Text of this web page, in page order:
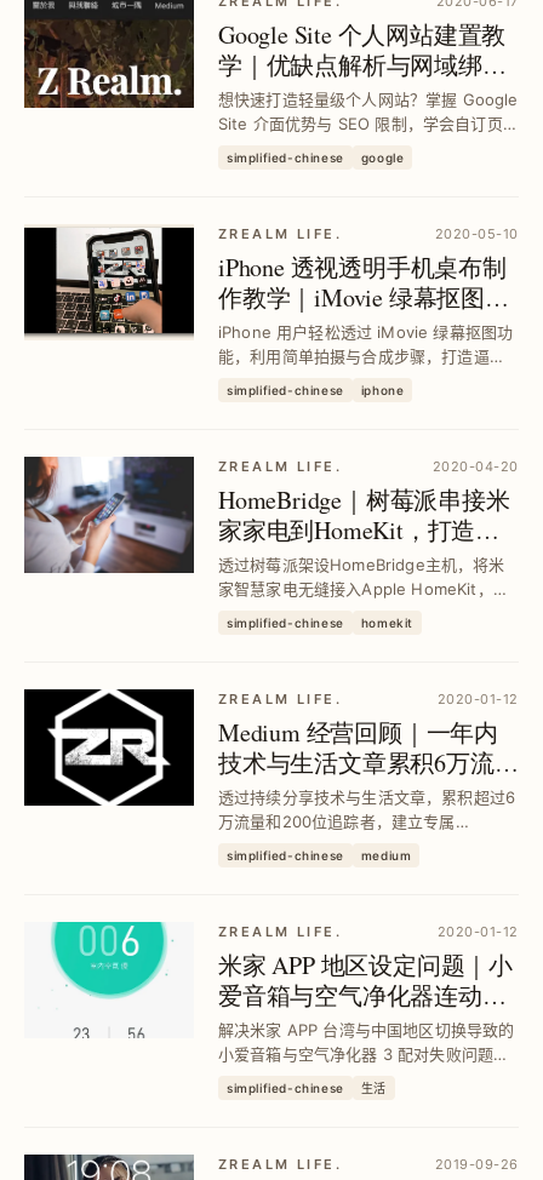
Google Site 个人网站建置教
学｜优缺点解析与网域绑定
设定全攻略
想快速打造轻量级个人网站？掌握 Google
Site 介面优势与 SEO 限制，学会自订页
与响应式设计痛点，轻松完成符合现代需
simplified-chinese google
ZREALM LIFE. 2020-05-10
iPhone 透视透明手机桌布制
作教学｜iMovie 绿幕抠图快
速合成技巧
iPhone 用户轻松透过 iMovie 绿幕抠图功
能，利用简单拍摄与合成步骤，打造逼真
视的困扰，提升手机个人化效果与趣味
simplified-chinese iphone
ZREALM LIFE. 2020-04-20
HomeBridge｜树莓派串接米
家家电到HomeKit，打造智
慧居家WFH环境
透过树莓派架设HomeBridge主机，将米
家智慧家电无缝接入Apple HomeKit，解
一指控管家电、提升WFH居家舒适度与效
simplified-chinese homekit
ZREALM LIFE. 2020-01-12
Medium 经营回顾｜一年内
技术与生活文章累积6万流
量、200追踪者
透过持续分享技术与生活文章，累积超过6
万流量和200位追踪者，建立专属
始提升写作质量与社群互动，实现教学相
simplified-chinese medium
ZREALM LIFE. 2020-01-12
米家 APP 地区设定问题｜小
爱音箱与空气净化器连动攻
略
解决米家 APP 台湾与中国地区切换导致的
小爱音箱与空气净化器 3 配对失败问题，
掌握简体字命名技巧，实现智慧家电场景
自动化控制，提升居家空气品质与使用体
simplified-chinese 生活
ZREALM LIFE. 2019-09-26